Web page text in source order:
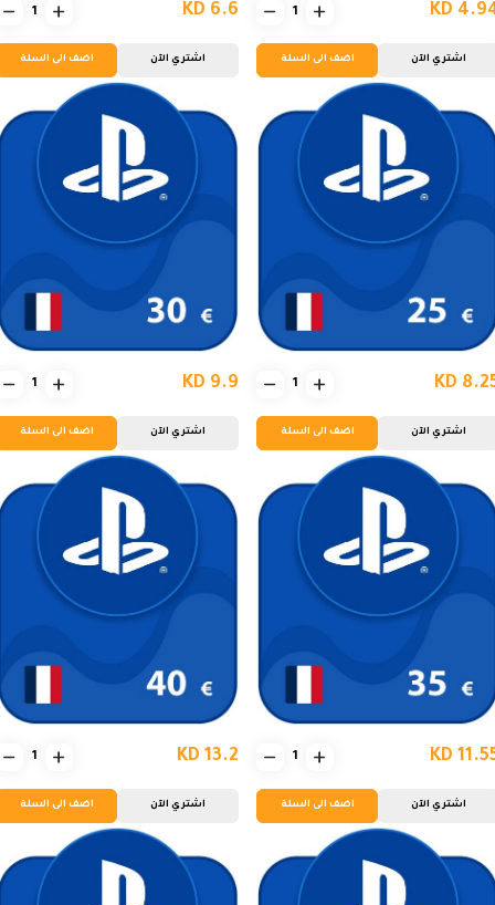
KD
اشتري الآن اضف الى السلة
KD 6.6
اشتري الآن اضف الى السلة
KD
اشتري الآن اضف الى السلة
KD 9.9
اشتري الآن اضف الى السلة
KD
اشتري الآن اضف الى السلة
KD 13.2
اشتري الآن اضف الى السلة